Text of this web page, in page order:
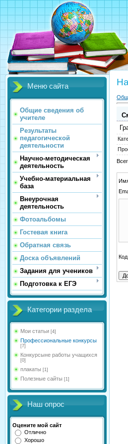
Меню сайта
Общие сведения об
учителе
Результаты
педагогической
деятельности
Научно-методическая
деятельность
Учебно-материальная
база
Внеурочная
деятельность
Фотоальбомы
Гостевая книга
Обратная связь
Доска объявлений
Задания для учеников
Подготовка к ЕГЭ
Категории раздела
Мои статьи [4]
Профессиональные конкурсы
[7]
Конкурсыне работы учащихся
[0]
плакаты [1]
Полезные сайты [1]
Наш опрос
Оцените мой сайт
Отлично
Хорошо
Код